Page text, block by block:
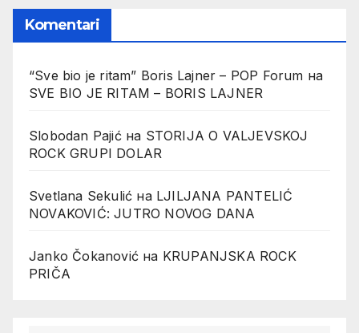
Komentari
“Sve bio je ritam” Boris Lajner – POP Forum на
SVE BIO JE RITAM – BORIS LAJNER
Slobodan Pajićна STORIJA O VALJEVSKOJ
ROCK GRUPI DOLAR
Svetlana Sekulić на LJILJANA PANTELIĆ
NOVAKOVIĆ: JUTRO NOVOG DANA
Janko Čokanović на KRUPANJSKA ROCK
PRIČA